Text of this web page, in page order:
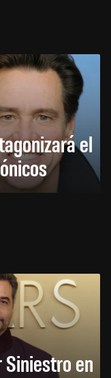
el
en